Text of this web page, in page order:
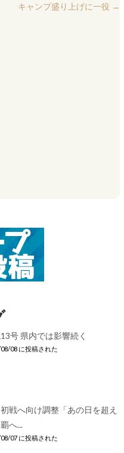
キャンプ盛り上げに一役 →
号 県内では影響続く
08 に投稿された
戦へ向け調整「あの日を超え
へ...
07 に投稿された